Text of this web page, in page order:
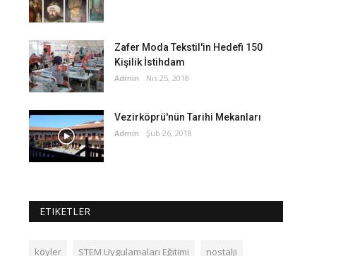
Zafer Moda Tekstil'in Hedefi 150
Kişilik İstihdam
Admin Nis 25, 2018
Vezirköprü'nün Tarihi Mekanları
Admin Şub 26, 2018
ETIKETLER
köyler STEM Uygulamaları Eğitimi nostalji